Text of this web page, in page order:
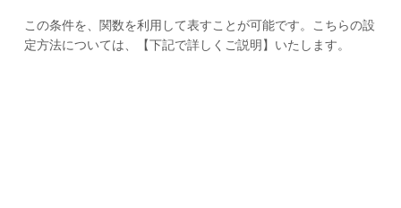
この条件を、関数を利用して表すことが可能です。こちらの設
定方法については、【下記で詳しくご説明】いたします。